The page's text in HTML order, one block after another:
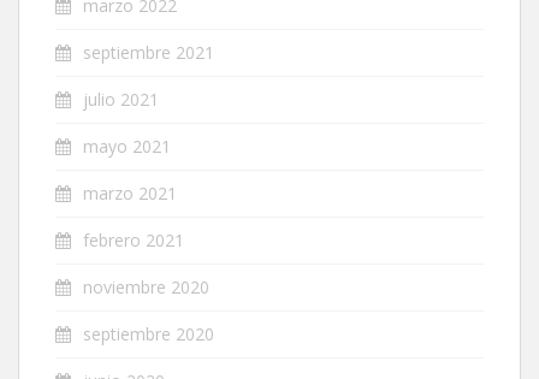
marzo 2022
septiembre 2021
julio 2021
mayo 2021
marzo 2021
febrero 2021
noviembre 2020
septiembre 2020